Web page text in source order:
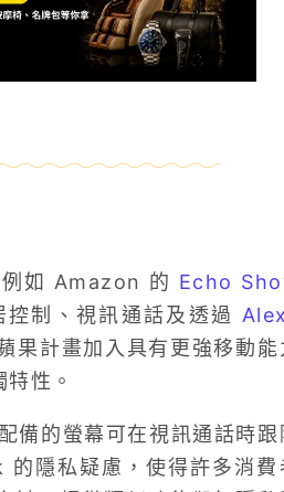
如 Amazon 的 Echo
控制、視訊通話及透過
果計畫加入具有更強移動能
性。
備的螢幕可在視訊通話時跟
隱私疑慮，使得許多消費